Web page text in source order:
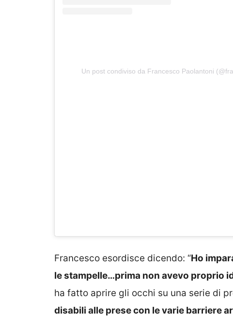
Un post condiviso da Francesco Paolantoni
Francesco esordisce dicendo: “Ho
le stampelle…prima non avevo proprio
ha fatto aprire gli occhi su una serie di
disabili alle prese con le varie barriere